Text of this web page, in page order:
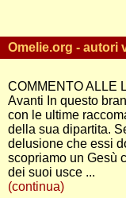
Omelie.org - autori
COMMENTO ALLE
Avanti In questo
con le ultime
della sua dipartita.
delusione che essi
scopriamo un Gesù
dei suoi usce ...
(continua)